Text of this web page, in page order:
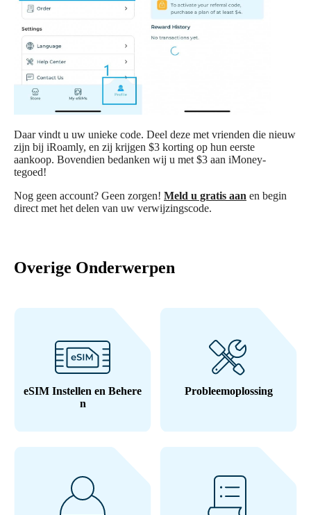
Daar vindt u uw unieke code. Deel deze met vrienden die nieuw
zijn bij iRoamly, en zij krijgen $3 korting op hun eerste
aankoop. Bovendien bedanken wij u met $3 aan iMoney-
tegoed!
Nog geen account? Geen zorgen! Meld u gratis aan en begin
direct met het delen van uw verwijzingscode.
Overige Onderwerpen
eSIM Instellen en Behere
n
Probleemoplossing